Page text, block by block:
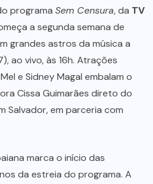
programa Sem Censura, da TV
a segunda semana de
grandes astros da música a
ao vivo, às 16h. Atrações
e Sidney Magal embalam o
Cissa Guimarães direto do
Salvador, em parceria com
marca o início das
da estreia do programa. A